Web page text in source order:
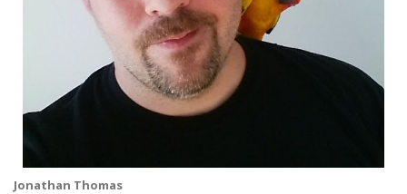
Jonathan Thomas